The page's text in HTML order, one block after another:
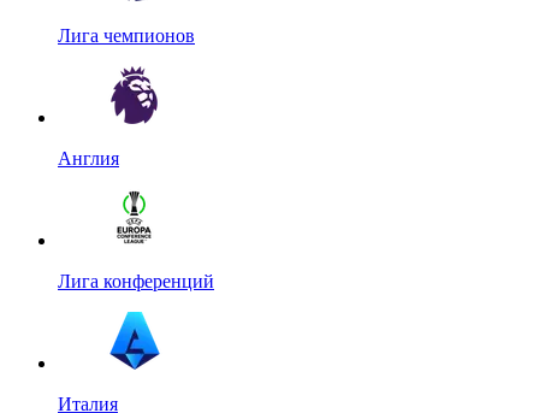
Лига чемпионов
Англия
Лига конференций
Италия